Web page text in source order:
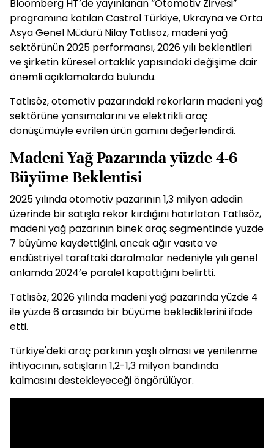
Bloomberg HT’de yayınlanan “Otomotiv Zirvesi”
programına katılan Castrol Türkiye, Ukrayna ve Orta
Asya Genel Müdürü Nilay Tatlısöz, madeni yağ
sektörünün 2025 performansı, 2026 yılı beklentileri
ve şirketin küresel ortaklık yapısındaki değişime dair
önemli açıklamalarda bulundu.
Tatlısöz, otomotiv pazarındaki rekorların madeni yağ
sektörüne yansımalarını ve elektrikli araç
dönüşümüyle evrilen ürün gamını değerlendirdi.
Madeni Yağ Pazarında yüzde 4-6
Büyüme Beklentisi
2025 yılında otomotiv pazarının 1,3 milyon adedin
üzerinde bir satışla rekor kırdığını hatırlatan Tatlısöz,
madeni yağ pazarının binek araç segmentinde yüzde
7 büyüme kaydettiğini, ancak ağır vasıta ve
endüstriyel taraftaki daralmalar nedeniyle yılı genel
anlamda 2024’e paralel kapattığını belirtti.
Tatlısöz, 2026 yılında madeni yağ pazarında yüzde 4
ile yüzde 6 arasında bir büyüme beklediklerini ifade
etti.
Türkiye'deki araç parkının yaşlı olması ve yenilenme
ihtiyacının, satışların 1,2-1,3 milyon bandında
kalmasını destekleyeceği öngörülüyor.